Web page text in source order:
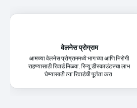
वेलनेस प्रोग्राम
आमच्या वेलनेस प्रोग्राममध्ये भाग घ्या आणि निरोगी
राहण्यासाठी रिवार्ड मिळवा. रिन्यू डीस्काउंटस्चा लाभ
घेण्यासाठी त्या रिवार्डची पूर्तता करा.